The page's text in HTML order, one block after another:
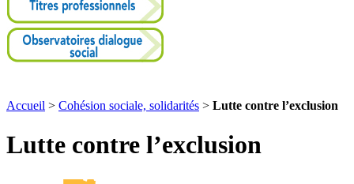
Accueil > Cohésion sociale, solidarités > Lutte contre l’exclusion
Lutte contre l’exclusion